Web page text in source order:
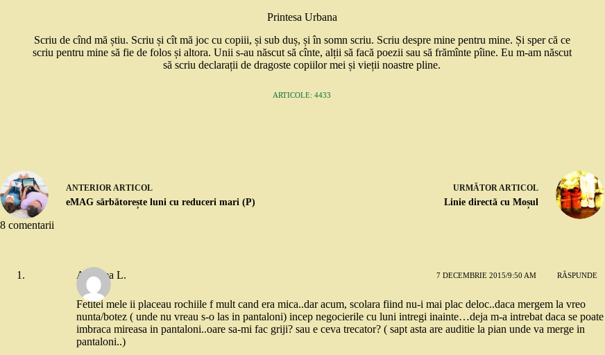
Printesa Urbana
Scriu de cînd mă știu. Scriu și cît mă joc cu copiii, și sub duș, și în somn scriu. Scriu despre mine pentru mine. Și sper că ce
scriu pentru mine să fie de folos și altora. Unii s-au născut să cînte, alții să facă poezii sau să frămînte pîine. Eu m-am născut
să scriu declarații de dragoste copiilor mei și vieții noastre pline.
ARTICOLE: 4433
ANTERIORARTICOL
eMAG sărbătorește luni cu reduceri mari (P)
URMĂTORARTICOL
Linie directă cu Moșul
8 comentarii
Andreea L. 7 DECEMBRIE 2015/9:50 AM RĂSPUNDE
Fetitei mele ii placeau rochiile f mult cand era mica..dar acum, scolara fiind nu-i mai plac deloc..daca mergem la vreo
nunta/botez ( unde nu vreau s-o las in pantaloni) incep negocierile cu luni intregi inainte…deja m-a intrebat daca se poate
imbraca mireasa in pantaloni..oare sa-mi fac griji? sau e ceva trecator? ( sapt asta are auditie la pian unde va merge in
pantaloni..)